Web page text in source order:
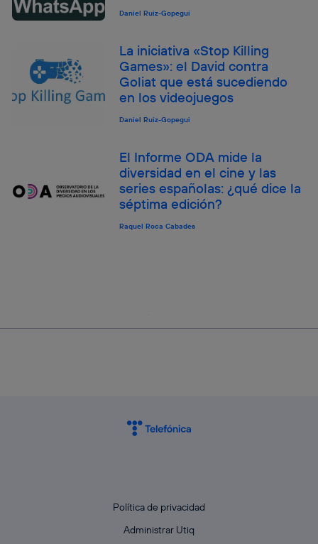
Daniel Ruiz-Gopegui
La iniciativa «Stop Killing
Games»: el David contra
Goliat que está sucediendo
en los videojuegos
Daniel Ruiz-Gopegui
El Informe ODA mide la
diversidad en el cine y las
series españolas: ¿qué dice la
séptima edición?
Raquel Roca Cabades
Política de privacidad
Administrar Utiq